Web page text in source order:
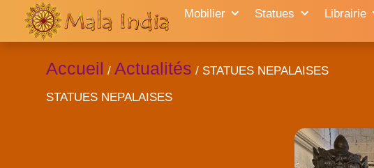
Content-type: text/html Mobilier Statues Librairie
Accueil / Actualités / STATUES NEPALAISES
STATUES NEPALAISES